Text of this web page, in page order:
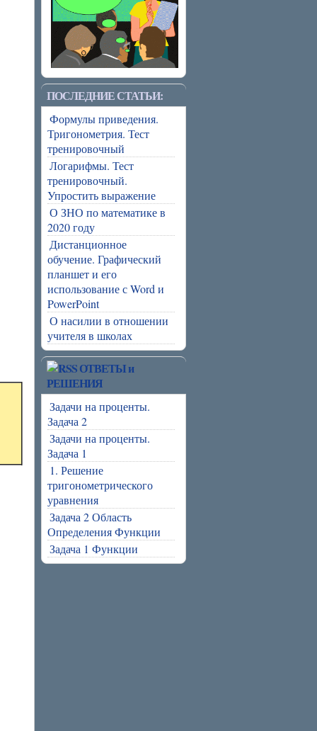
ПОСЛЕДНИЕ СТАТЬИ:
Формулы приведения.
Тригонометрия. Тест
тренировочный
Логарифмы. Тест
тренировочный.
Упростить выражение
О ЗНО по математике в
2020 году
Дистанционное
обучение. Графический
планшет и его
использование с Word и
PowerPoint
О насилии в отношении
учителя в школах
ОТВЕТЫ и
РЕШЕНИЯ
Задачи на проценты.
Задача 2
Задачи на проценты.
Задача 1
1. Решение
тригонометрического
уравнения
Задача 2 Область
Определения Функции
Задача 1 Функции